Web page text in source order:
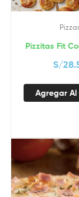
Pizzitas Fit
S/
Agregar Al